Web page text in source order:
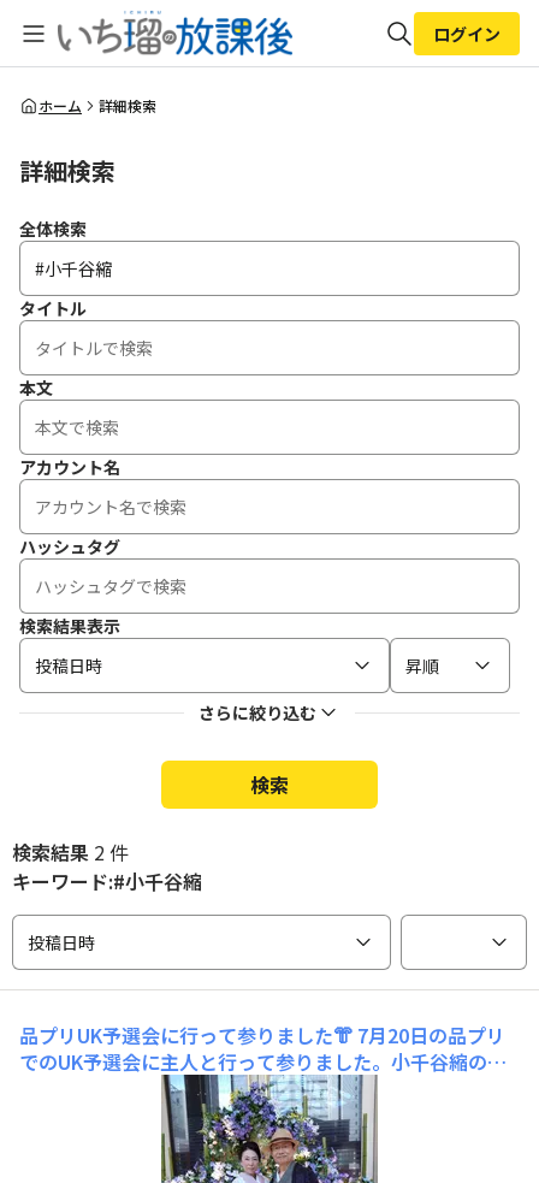
全体検索
ログイン
ホーム 詳細検索
詳細検索
全体検索
タイトル
本文
アカウント名
ハッシュタグ
検索結果表示
投稿日時
昇順
さらに絞り込む
検索
検索結果 2 件
キーワード:#小千谷縮
投稿日時
品プリUK予選会に行って参りました👘 7月20日の品プリ
でのUK予選会に主人と行って参りました。小千谷縮の着
物に、帯は墨染居の一点ものを角帯と半巾帯に仕立てたペ
ア帯です。 ヘアメイクや着付けをお願いして、アップグ
レードした着姿に大満足の一日でした。 一緒に参加した
教室のお仲間もゴージャス感あり、スタイリッシュ感あり